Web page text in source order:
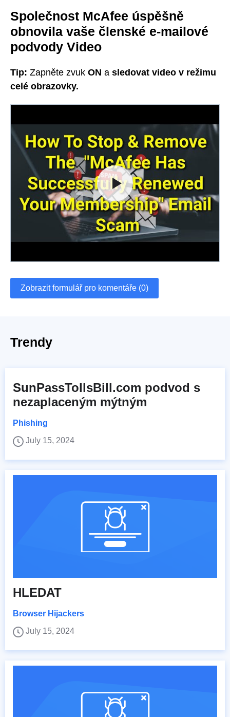
Společnost McAfee úspěšně
obnovila vaše členské e-mailové
podvody Video
Tip: Zapněte zvuk ON a sledovat video v režimu
celé obrazovky.
Zobrazit formulář pro komentáře (0)
Trendy
SunPassTollsBill.com podvod s
nezaplaceným mýtným
Phishing
July 15, 2024
HLEDAT
Browser Hijackers
July 15, 2024